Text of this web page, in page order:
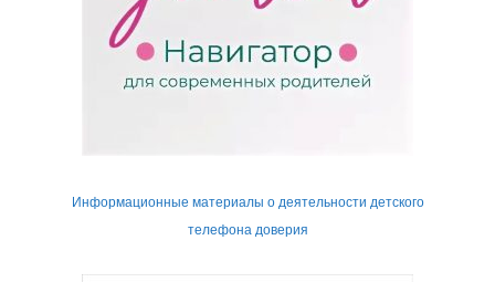
Информационные материалы о деятельности детского
телефона доверия